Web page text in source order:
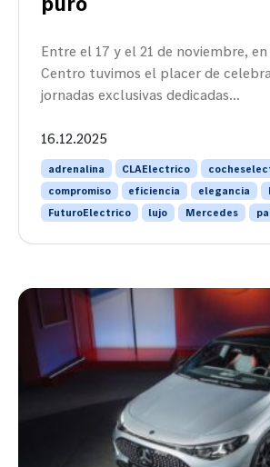
Entre el 17 y el 21 de noviembre,
Centro tuvimos el placer de
jornadas exclusivas dedicadas…
16.12.2025
adrenalina CLAElectrico
compromiso
eficiencia elegancia
FuturoElectrico
lujo Mercedes